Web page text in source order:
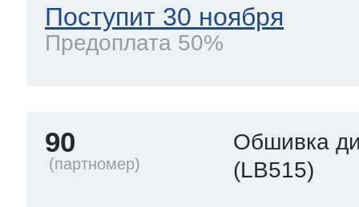
Поступит 30 ноября
Предоплата 50%
90
Обшивка
(LB515)